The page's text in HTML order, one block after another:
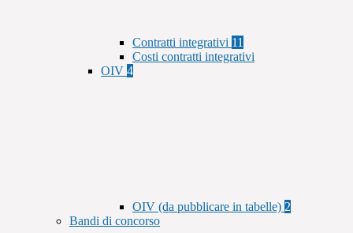
Contratti integrativi 11
Costi contratti integrativi
OIV 4
OIV (da pubblicare in tabelle) 2
Bandi di concorso